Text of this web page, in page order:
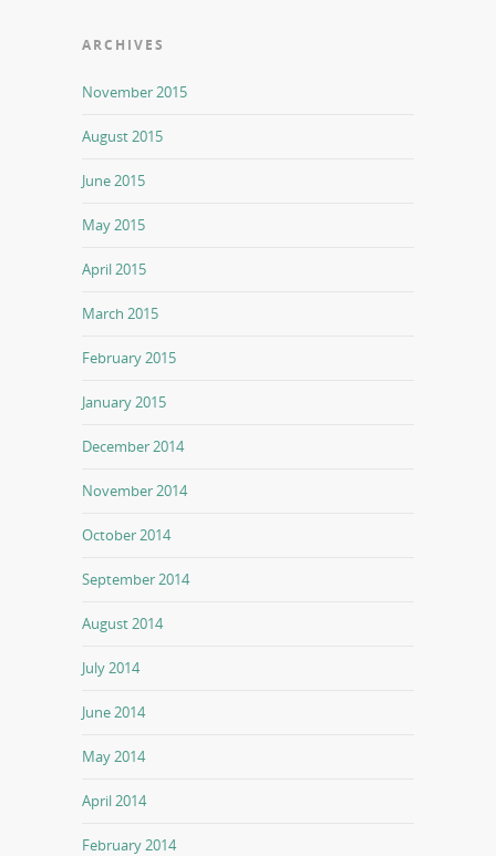
ARCHIVES
November 2015
August 2015
June 2015
May 2015
April 2015
March 2015
February 2015
January 2015
December 2014
November 2014
October 2014
September 2014
August 2014
July 2014
June 2014
May 2014
April 2014
February 2014